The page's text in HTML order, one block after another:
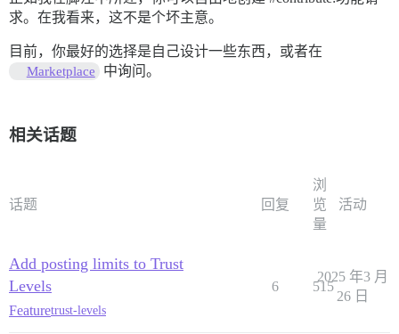
求。在我看来，这不是个坏主意。
目前，你最好的选择是自己设计一些东西，或者在
Marketplace 中询问。
相关话题
话题 回复
浏
览
量
活动
Add posting limits to Trust
Levels
Featuretrust-levels
6 515
2025 年3 月
26 日